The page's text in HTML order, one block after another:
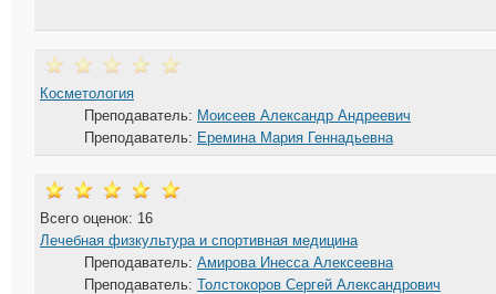
Косметология
Преподаватель: Моисеев Александр Андреевич
Преподаватель: Еремина Мария Геннадьевна
Всего оценок: 16
Лечебная физкультура и спортивная медицина
Преподаватель:
Амирова Инесса Алексеевна
Преподаватель:
Толстокоров Сергей Александрович